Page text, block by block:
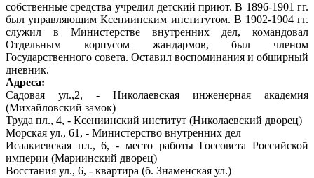
собственные средства учредил детский приют. В 1896-1901 гг.
был управляющим Ксениинским институтом. В 1902-1904 гг.
служил в Министерстве внутренних дел, командовал
Отдельным корпусом жандармов, был членом
Государственного совета. Оставил воспоминания и обширный
дневник.
Адреса:
Садовая ул.,2, - Николаевская инженерная академия
(Михайловский замок)
Труда пл., 4, - Ксениинский институт (Николаевский дворец)
Морская ул., 61, - Министерство внутренних дел
Исаакиевская пл., 6, - место работы Госсовета Российской
империи (Мариинский дворец)
Восстания ул., 6, - квартира (б. Знаменская ул.)